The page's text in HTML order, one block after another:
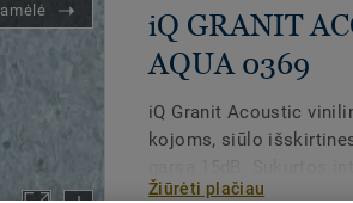
iQ GRANIT
AQUA 0369
iQ Granit Acoustic
kojoms, siūlo
vyrauti tyla –
Žiūrėti plačiau